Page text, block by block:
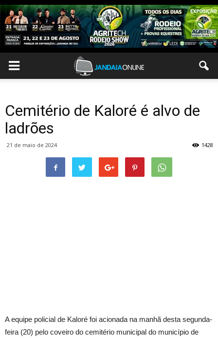
Cemitério de Kaloré é alvo de
ladrões
21 de maio de 2024 1428
A equipe policial de Kaloré foi acionada na manhã desta segunda-
feira (20) pelo coveiro do cemitério municipal do município de